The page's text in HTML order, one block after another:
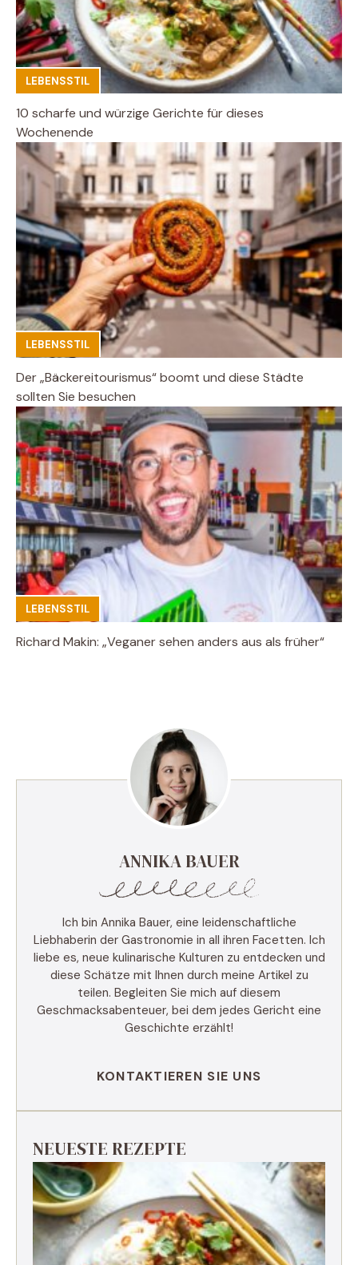
LEBENSSTIL
10 scharfe und würzige Gerichte für dieses
Wochenende
LEBENSSTIL
Der „Bäckereitourismus“ boomt und diese Städte
sollten Sie besuchen
LEBENSSTIL
Richard Makin: „Veganer sehen anders aus als früher“
ANNIKA BAUER
Ich bin Annika Bauer, eine leidenschaftliche
Liebhaberin der Gastronomie in all ihren Facetten. Ich
liebe es, neue kulinarische Kulturen zu entdecken und
diese Schätze mit Ihnen durch meine Artikel zu
teilen. Begleiten Sie mich auf diesem
Geschmacksabenteuer, bei dem jedes Gericht eine
Geschichte erzählt!
KONTAKTIEREN SIE UNS
NEUESTE REZEPTE